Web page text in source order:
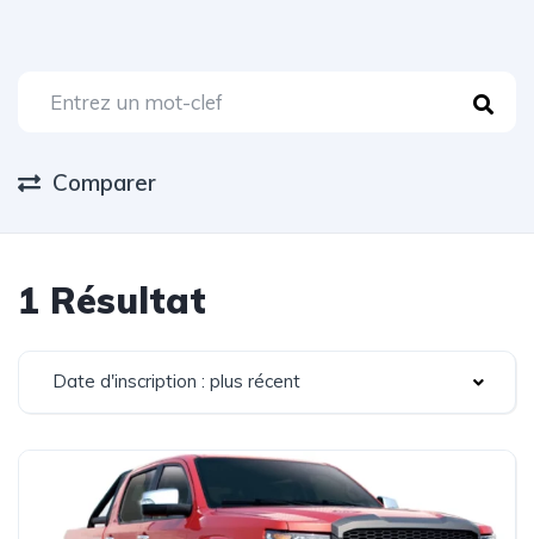
Comparer
1 Résultat
Date d'inscription : plus récent